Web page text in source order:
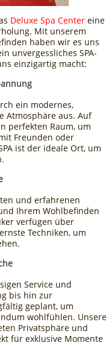
Deluxe Spa Center eine
Mit unserem
haben wir es uns
unvergessliches SPA-
einzigartig macht:
ein modernes,
Atmosphäre aus. Auf
perfekten Raum, um
Freunden oder
ist der ideale Ort, um
und erfahrenen
Ihrem Wohlbefinden
verfügen über
Techniken, um
Service und
bis hin zur
geplant, um
wohlfühlen. Unsere
Privatsphäre und
für exklusive Momente